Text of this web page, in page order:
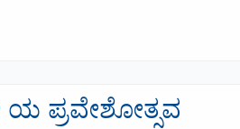
ಯ ಪ್ರವೇಶೋತ್ಸವ